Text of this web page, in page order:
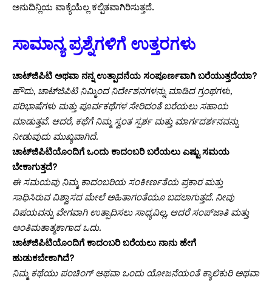
ಅನುದಿನ್ಲಿಯ ವಾಕ್ಯೆಯೆಲ್ಲ ಕಲ್ಪಿತವಾಗಿರಿಸುತ್ತದೆ.
ಸಾಮಾನ್ಯ ಪ್ರಶ್ನೆಗಳಿಗೆ ಉತ್ತರಗಳು
ಚಾಟ್‌ಜಿಪಿಟಿ ಅಥವಾ ನನ್ನ ಉತ್ಪಾದನೆಯ ಸಂಪೂರ್ಣವಾಗಿ ಬರೆಯುತ್ತದೆಯಾ?
ಹೌದು, ಚಾಟ್‌ಜಿಪಿಟಿ ನಿಮ್ಮಿಂದ ನಿರ್ದೇಶನಗಳನ್ನು ಮಾಡಿದ ಗ್ರಂಥಗಳು,
ಪರಿಭಾಷೆಗಳು ಮತ್ತು ಪೂರ್ವಕಥೆಗಳ ಸೇರಿದಂತೆ ಬರೆಯಲು ಸಹಾಯ
ಮಾಡುತ್ತವೆ. ಆದರೆ, ಕಥೆಗೆ ನಿಮ್ಮ ಸ್ವಂತ ಸ್ಪರ್ಶ ಮತ್ತು ಮಾರ್ಗದರ್ಶನವನ್ನು
ನೀಡುವುದು ಮುಖ್ಯವಾಗಿದೆ.
ಚಾಟ್‌ಜಿಪಿಟಿಯೊಂದಿಗೆ ಒಂದು ಕಾದಂಬರಿ ಬರೆಯಲು ಎಷ್ಟು ಸಮಯ
ಬೇಕಾಗುತ್ತದೆ?
ಈ ಸಮಯವು ನಿಮ್ಮ ಕಾದಂಬರಿಯ ಸಂಕೀರ್ಣತೆಯ ಪ್ರಕಾರ ಮತ್ತು
ಸಾಧಿಸಿರುವ ವಿಶ್ವಾಸದ ಮೇಲೆ ಅಹಿತಾಗಂತೆಯೂ ಬದಲಾಗುತ್ತದೆ. ನೀವು
ವಿಷಯವನ್ನು ವೇಗವಾಗಿ ಉತ್ಪಾದಿಸಲು ಸಾಧ್ಯವಿಲ್ಲ, ಆದರೆ ಸಂಪ್‌ಜಾತಿ ಮತ್ತು
ಅಂತಿಮತಾತ್ಮಕಾಗಾದ ಒದು.
ಚಾಟ್‌ಜಿಪಿಟಿಯೊಂದಿಗೆ ಕಾದಂಬರಿ ಬರೆಯಲು ನಾನು ಹೇಗೆ
ಹುಡುಕಬೇಕಾಗಿದೆ?
ನಿಮ್ಮ ಕಥೆಯು ಪಂಚಿಂಗ್ ಅಥವಾ ಒಂದು ಯೋಜನೆಯಂತೆ ಕ್ಯಾಲಿಕುರಿ ಅಥವಾ